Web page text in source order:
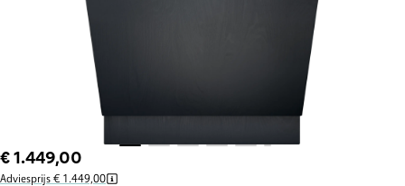
€ 1.449,00
Adviesprijs € 1.449,00